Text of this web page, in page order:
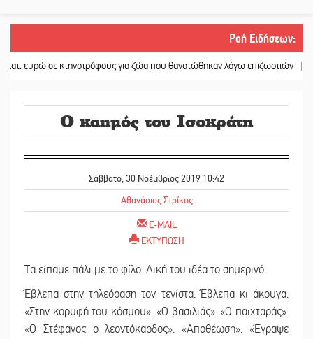
Ροή Ειδήσεων:
κτηνοτρόφους για ζώα που θανατώθηκαν λόγω επιζωοτιών || Η
Ο καημός του Ισοκράτη
Σάββατο, 30 Νοέμβριος 2019 10:42
Αθανάσιος Στρίκος
E-MAIL
ΕΚΤΥΠΩΣΗ
Τα είπαμε πάλι με το φίλο. Δική του ιδέα το σημερινό.
Έβλεπα στην τηλεόραση τον τενίστα. Έβλεπα κι άκουγα:
«Στην κορυφή του κόσμου». «Ο βασιλιάς». «Ο παιχταράς».
«Ο Στέφανος ο λεοντόκαρδος». «Αποθέωση». «Έγραψε